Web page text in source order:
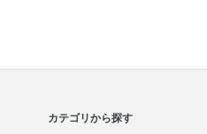
カテゴリから探す